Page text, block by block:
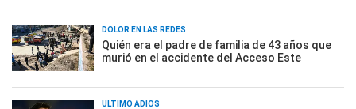
DOLOR EN LAS REDES
Quién era el padre de familia de 43 años que
murió en el accidente del Acceso Este
ÚLTIMO ADIÓS